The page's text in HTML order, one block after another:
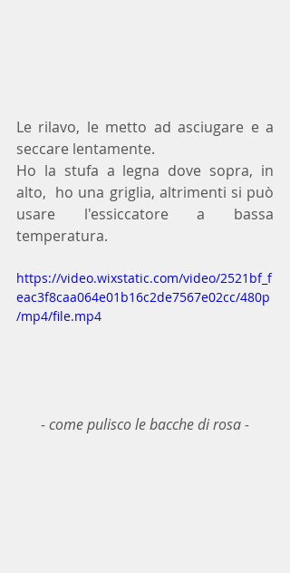
Le rilavo, le metto ad asciugare e a
seccare lentamente.
Ho la stufa a legna dove sopra, in
alto,  ho una griglia, altrimenti si può
usare l'essiccatore a bassa
temperatura.
https://video.wixstatic.com/video/2521bf_f
eac3f8caa064e01b16c2de7567e02cc/480p
/mp4/file.mp4
- come pulisco le bacche di rosa -